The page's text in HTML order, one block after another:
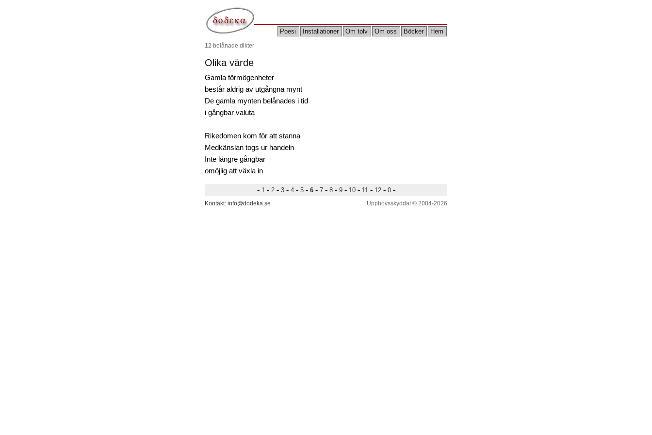
Poesi Installationer Om tolv Om oss Böcker Hem
12 belånade dikter
Olika värde
Gamla förmögenheter
består aldrig av utgångna mynt
De gamla mynten belånades i tid
i gångbar valuta
Rikedomen kom för att stanna
Medkänslan togs ur handeln
Inte längre gångbar
omöjlig att växla in
-1 -2 -3 -4 -5 - 6 -7 -8 -9 -10 -11 -12 -0 -
Kontakt: info@dodeka.se Upphovsskyddat © 2004-2026